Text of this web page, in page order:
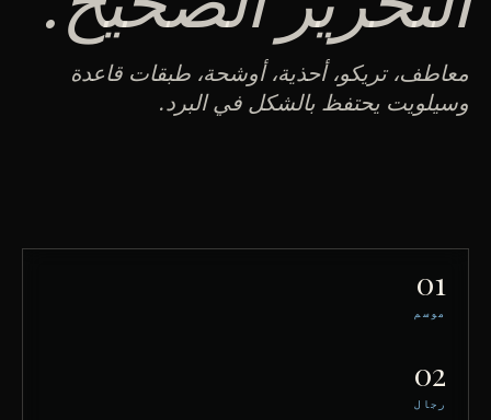
معاطف، تريكو، أحذية، أوشحة، طبقات قاعدة
وسيلويت يحتفظ بالشكل في البرد.
01
موسم
02
رجال